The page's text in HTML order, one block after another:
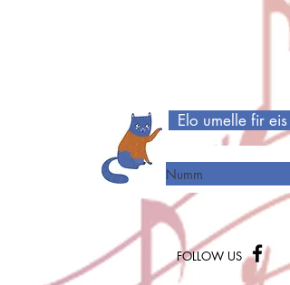
Elo umelle fir
FOLLOW US